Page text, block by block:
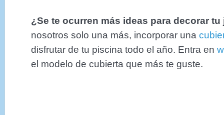
¿Se te ocurren más ideas para decorar
nosotros solo una más, incorporar una
disfrutar de tu piscina todo el año. Entra en
el modelo de cubierta que más te guste.